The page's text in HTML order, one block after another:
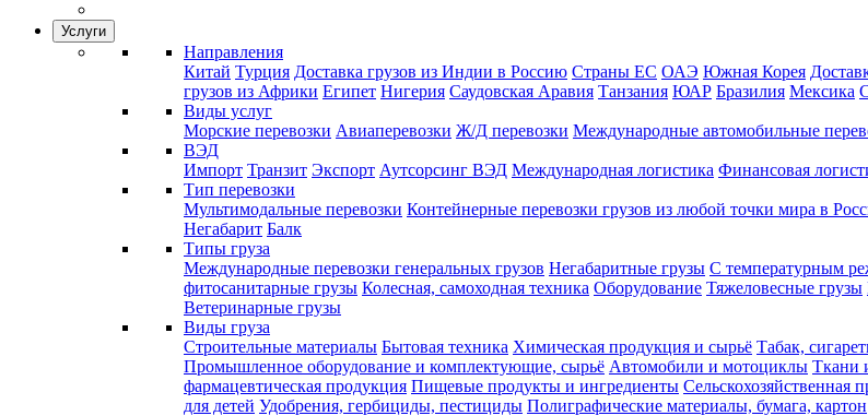
Услуги
Направления
Китай Турция Доставка грузов из Индии в Россию Страны ЕС ОАЭ Южная Корея
грузов из Африки Египет Нигерия Саудовская Аравия Танзания ЮАР Бразилия Мексика
Виды услуг
Морские перевозки Авиаперевозки Ж/Д перевозки Международные автомобильные
ВЭД
Импорт Транзит Экспорт Аутсорсинг ВЭД Международная логистика Финансовая
Тип перевозки
Мультимодальные перевозки Контейнерные перевозки грузов из любой точки мира в
Негабарит Балк
Типы груза
Международные перевозки генеральных грузов Негабаритные грузы С температурным
фитосанитарные грузы Колесная, самоходная техника Оборудование Тяжеловесные грузы
Ветеринарные грузы
Виды груза
Строительные материалы Бытовая техника Химическая продукция и сырьё Табак,
Промышленное оборудование и комплектующие, сырьё Автомобили и мотоциклы Ткани
фармацевтическая продукция Пищевые продукты и ингредиенты Сельскохозяйственная
для детей Удобрения, гербициды, пестициды Полиграфические материалы, бумага, картон